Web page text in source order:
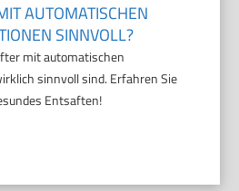
AUTOMATISCHEN
SINNVOLL?
mit automatischen
sinnvoll sind. Erfahren Sie
Entsaften!